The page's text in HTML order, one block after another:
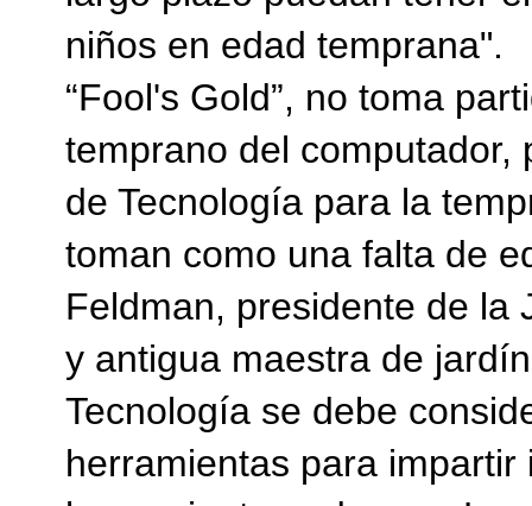
niños en edad temprana".
“Fool's Gold”, no toma
temprano del computador,
de Tecnología para la
toman como una falta de
Feldman, presidente de la
y antigua maestra de
Tecnología se debe
herramientas para